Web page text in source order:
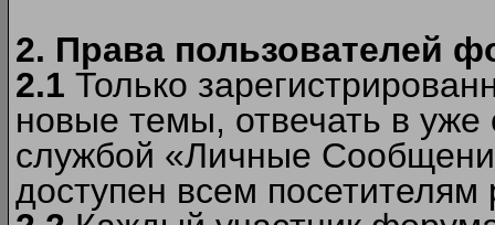
2. Права пользователей
2.1 Только
новые темы, отвечать в
службой «Личные
доступен всем посетителям